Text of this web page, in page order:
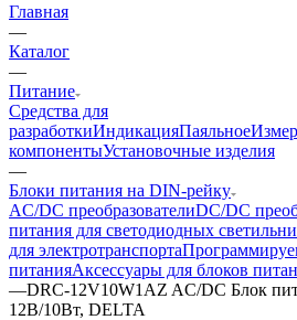
Главная
—
Каталог
—
Питание
Средства для
разработкиИндикацияПаяльное
компонентыУстановочные изделия
—
Блоки питания на DIN-рейку
AC/DC преобразователиDC/DC
питания для светодиодных
для электротранспорта
питанияАксессуары для блоков
—DRC-12V10W1AZ AC/DC Блок
12В/10Вт, DELTA